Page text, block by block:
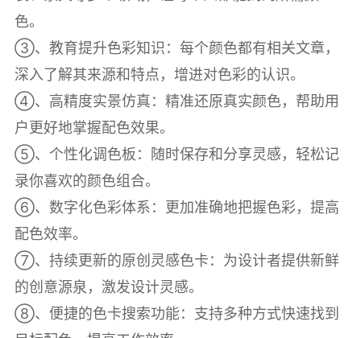
色。
③、教育提升色彩知识：每个颜色都有相关文章，
深入了解其来源和特点，增进对色彩的认识。
④、高精度实景仿真：精准还原真实颜色，帮助用
户更好地掌握配色效果。
⑤、个性化调色板：随时保存和分享灵感，轻松记
录你喜欢的颜色组合。
⑥、数字化色彩体系：更加准确地把握色彩，提高
配色效率。
⑦、持续更新的原创灵感色卡：为设计者提供新鲜
的创意源泉，激发设计灵感。
⑧、便捷的色卡搜索功能：支持多种方式快速找到